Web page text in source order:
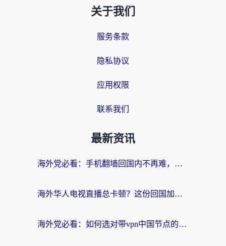
关于我们
服务条款
隐私协议
应用权限
联系我们
最新资讯
海外党必看：手机翻墙回国内不再难，一篇搞定无缝访问国内资源指南
海外华人电视直播总卡顿？这份回国加速器选择指南帮你无缝看国内资源
海外党必看：如何选对带vpn中国节点的加速器？无缝访问国内资源全攻略